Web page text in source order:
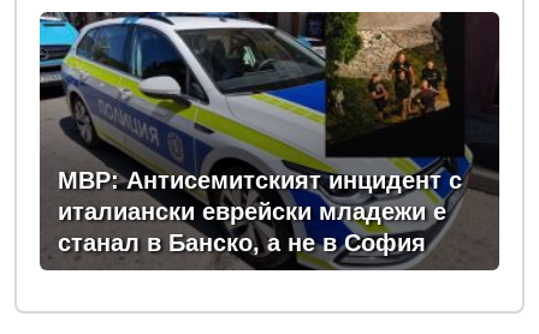
МВР: Антисемитският инцидент с
италиански еврейски младежи е
станал в Банско, а не в София